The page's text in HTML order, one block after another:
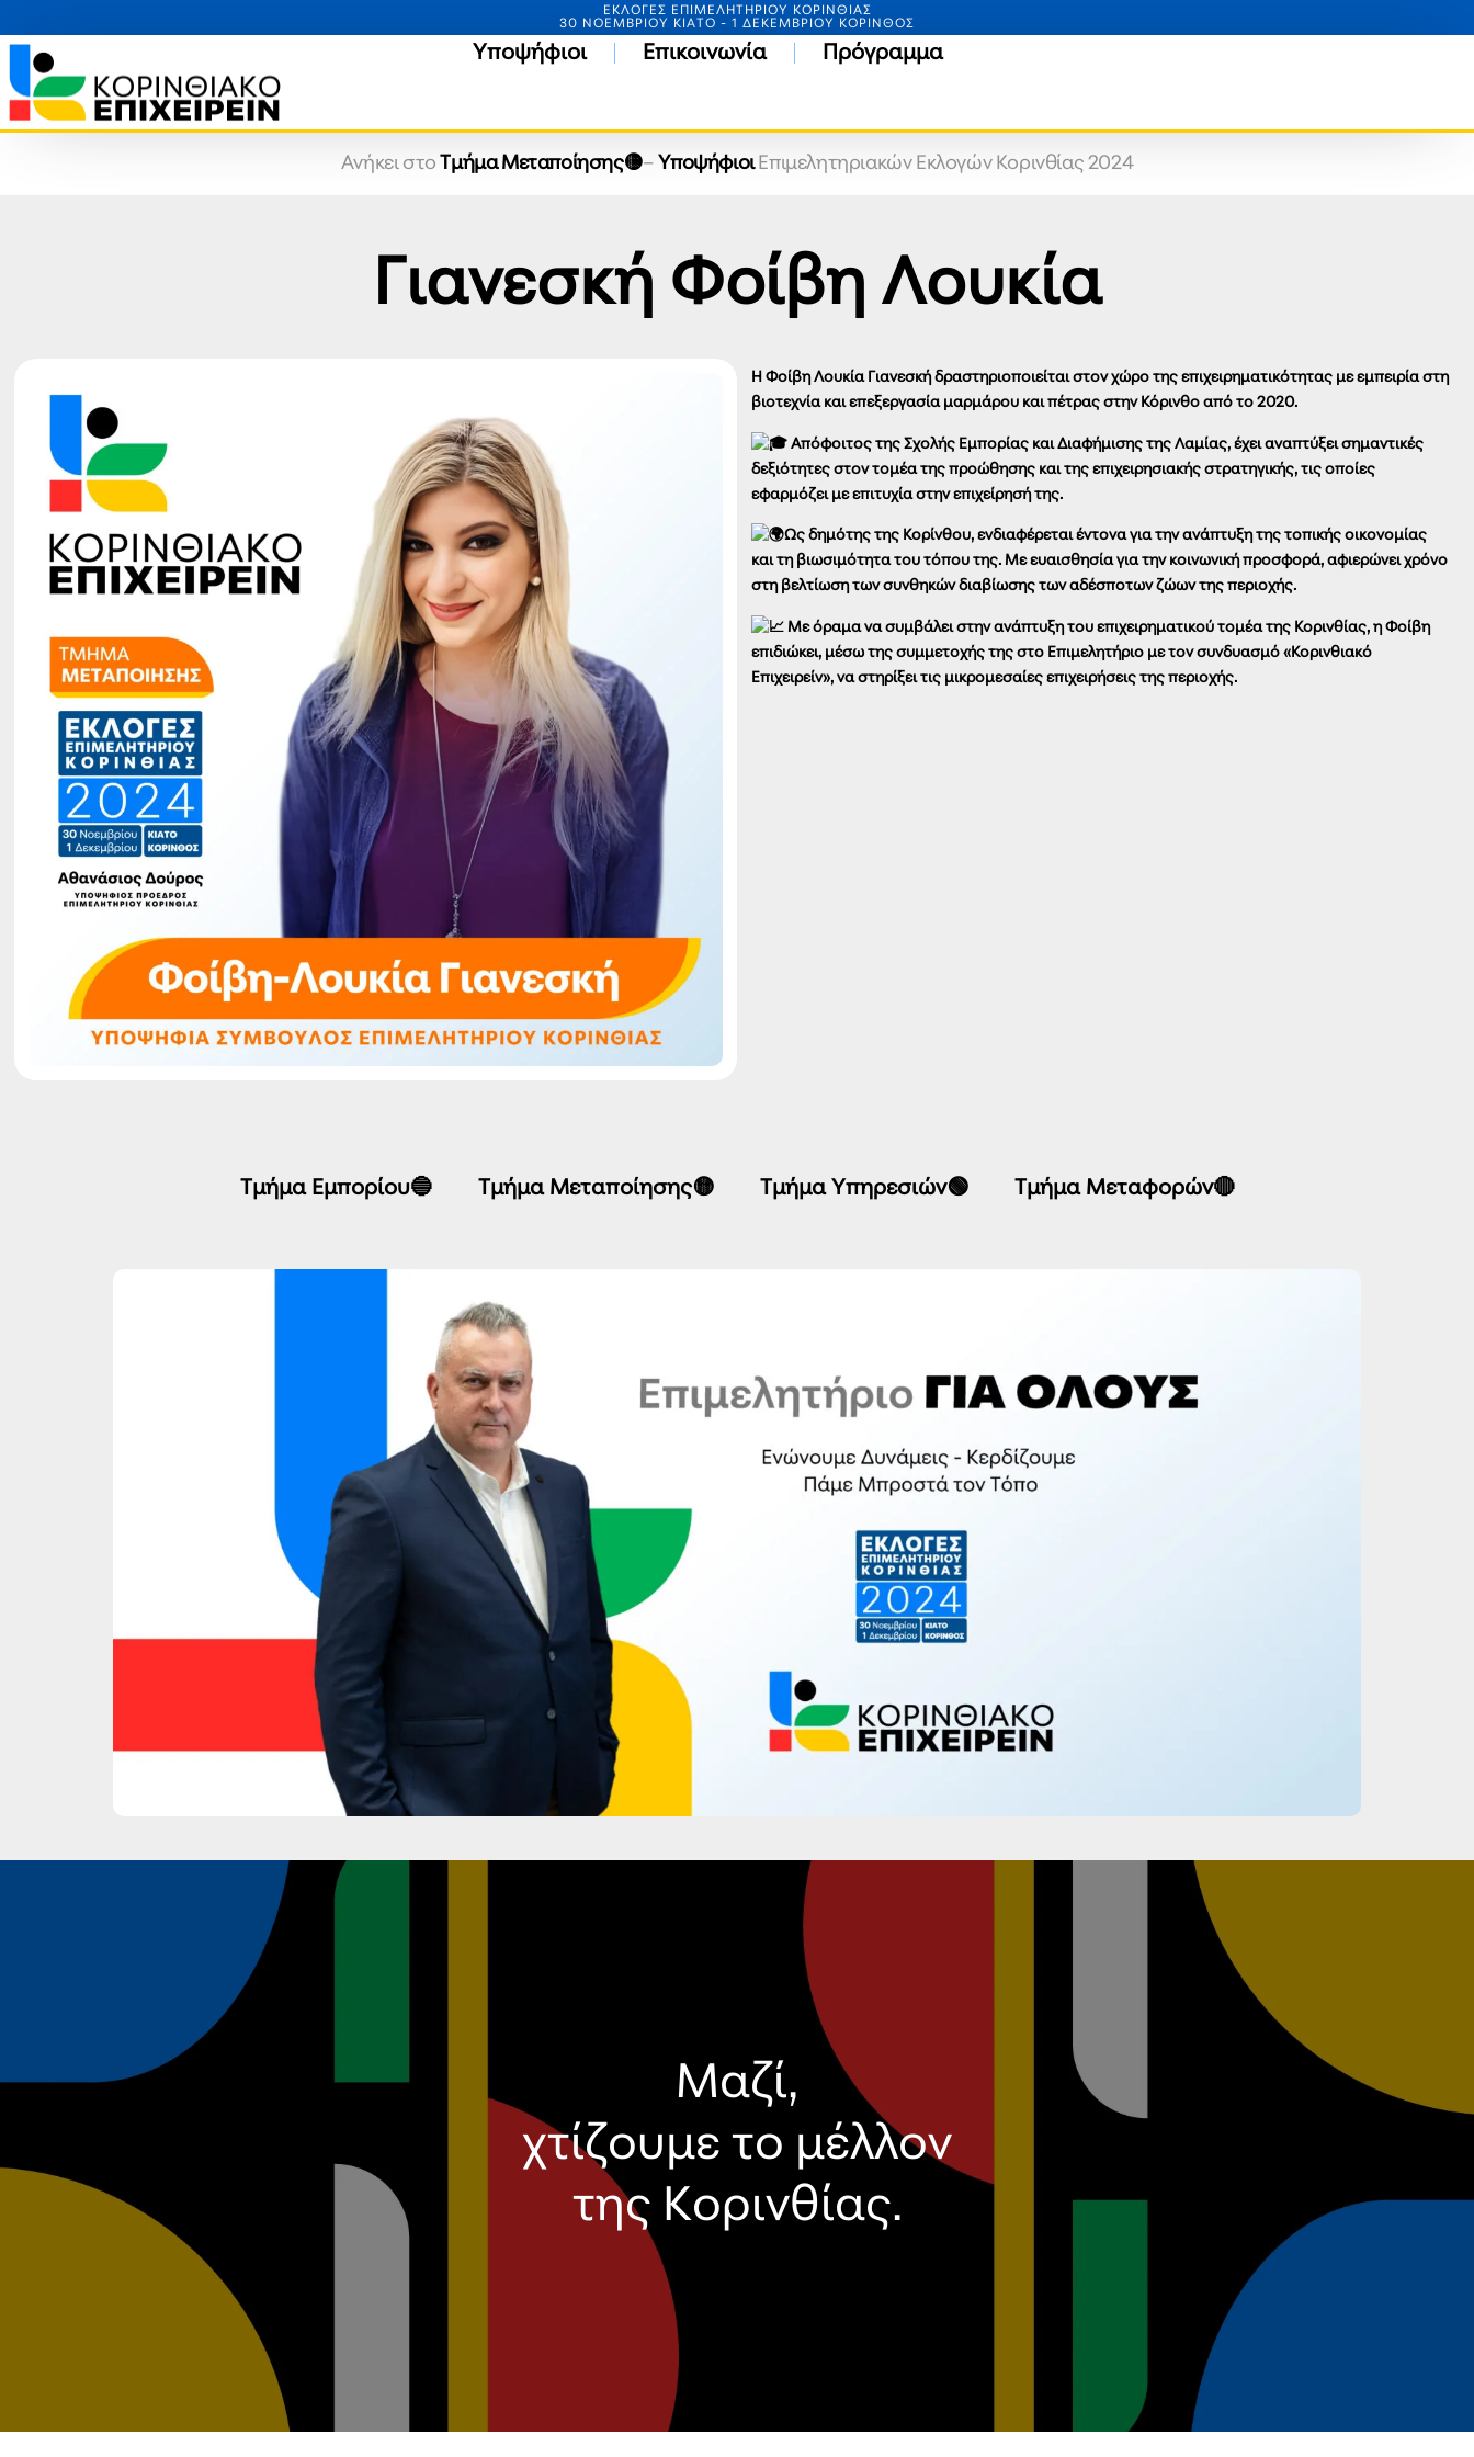
ΕΚΛΟΓΕΣ ΕΠΙΜΕΛΗΤΗΡΙΟΥ ΚΟΡΙΝΘΙΑΣ
30 ΝΟΕΜΒΡΙΟΥ ΚΙΑΤΟ - 1 ΔΕΚΕΜΒΡΙΟΥ ΚΟΡΙΝΘΟΣ
Υποψήφιοι Επικοινωνία Πρόγραμμα
Ανήκει στοΤμήμα Μεταποίησης🟡– ΥποψήφιοιΕπιμελητηριακών Εκλογών Κορινθίας 2024
Γιανεσκή Φοίβη Λουκία
Η Φοίβη Λουκία Γιανεσκή δραστηριοποιείται στον χώρο της επιχειρηματικότητας με εμπειρία στη
βιοτεχνία και επεξεργασία μαρμάρου και πέτρας στην Κόρινθο από το 2020.
Απόφοιτος της Σχολής Εμπορίας και Διαφήμισης της Λαμίας, έχει αναπτύξει σημαντικές
δεξιότητες στον τομέα της προώθησης και της επιχειρησιακής στρατηγικής, τις οποίες
εφαρμόζει με επιτυχία στην επιχείρησή της.
Ως δημότης της Κορίνθου, ενδιαφέρεται έντονα για την ανάπτυξη της τοπικής οικονομίας
και τη βιωσιμότητα του τόπου της. Με ευαισθησία για την κοινωνική προσφορά, αφιερώνει χρόνο
στη βελτίωση των συνθηκών διαβίωσης των αδέσποτων ζώων της περιοχής.
Με όραμα να συμβάλει στην ανάπτυξη του επιχειρηματικού τομέα της Κορινθίας, η Φοίβη
επιδιώκει, μέσω της συμμετοχής της στο Επιμελητήριο με τον συνδυασμό «Κορινθιακό
Επιχειρείν», να στηρίξει τις μικρομεσαίες επιχειρήσεις της περιοχής.
Τμήμα Εμπορίου🔵 Τμήμα Μεταποίησης🟡 Τμήμα Υπηρεσιών🟢 Τμήμα Μεταφορών🔴
Μαζί,
χτίζουμε το μέλλον
της Κορινθίας.